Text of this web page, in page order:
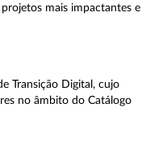
mais impactantes e
Transição Digital, cujo
no âmbito do Catálogo